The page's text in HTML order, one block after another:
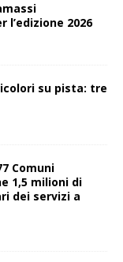
2026
su pista: tre
Comuni
1,5 milioni di
dei servizi a